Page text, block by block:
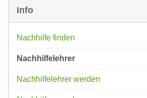
Info
Nachhilfe finden
Nachhilfelehrer
Nachhilfelehrer werden